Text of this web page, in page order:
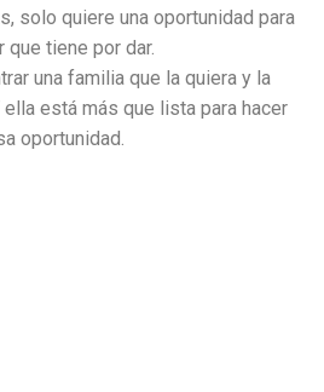
solo quiere una oportunidad para
tiene por dar.
una familia que la quiera y la
está más que lista para hacer
oportunidad.